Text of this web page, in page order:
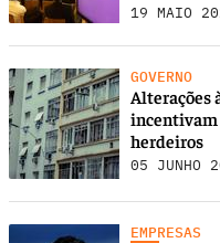
19 MAIO
GOVERNO
Alterações
incentivam
herdeiros
05 JUNHO
EMPRESAS